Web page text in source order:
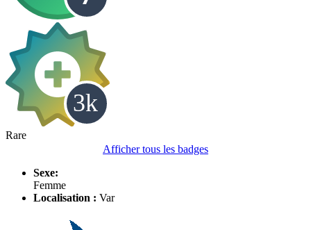
Rare
Afficher tous les badges
Sexe:
Femme
Localisation : Var